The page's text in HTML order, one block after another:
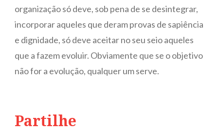
organização só deve, sob pena de se desintegrar,
incorporar aqueles que deram provas de sapiência
e dignidade, só deve aceitar no seu seio aqueles
que a fazem evoluir. Obviamente que se o objetivo
não for a evolução, qualquer um serve.
Partilhe